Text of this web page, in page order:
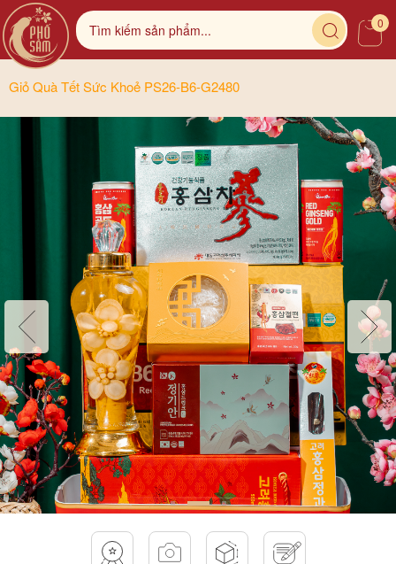
0
Giỏ Quà Tết Sức Khoẻ PS26-B6-G2480